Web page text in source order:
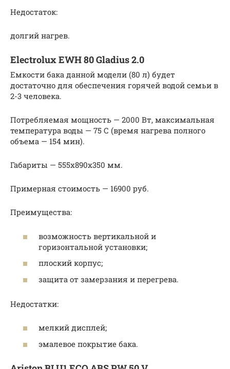
Недостаток:
долгий нагрев.
Electrolux EWH 80 Gladius 2.0
Емкости бака данной модели (80 л) будет
достаточно для обеспечения горячей водой семьи в
2-3 человека.
Потребляемая мощность — 2000 Вт, максимальная
температура воды — 75 С (время нагрева полного
объема — 154 мин).
Габариты — 555x890x350 мм.
Примерная стоимость — 16900 руб.
Преимущества:
возможность вертикальной и
горизонтальной установки;
плоский корпус;
защита от замерзания и перегрева.
Недостатки:
мелкий дисплей;
эмалевое покрытие бака.